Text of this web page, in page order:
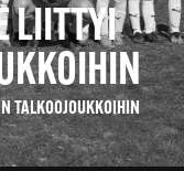
LIITTYI
TALKOOJOUKKOIHIN